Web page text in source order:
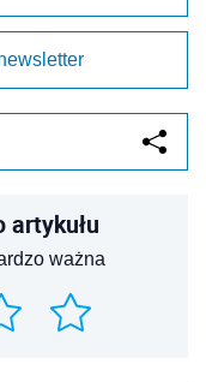
artykułu
ważna